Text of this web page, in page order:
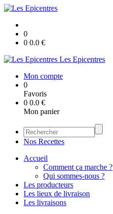
0
0 0.0 €
Les Epicentres
Mon compte
0
Favoris
0 0.0 €
Mon panier
Nos Recettes
Accueil
Comment ça marche ?
Qui sommes-nous ?
Les producteurs
Les lieux de livraison
Les livraisons